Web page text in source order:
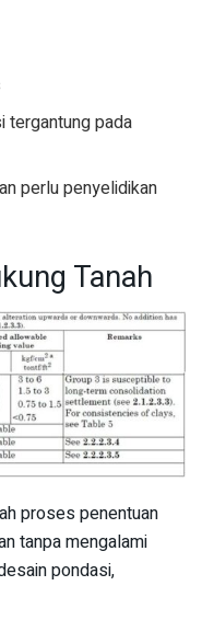
tergantung pada
perlu penyelidikan
Tanah
proses penentuan
tanpa mengalami
pondasi,